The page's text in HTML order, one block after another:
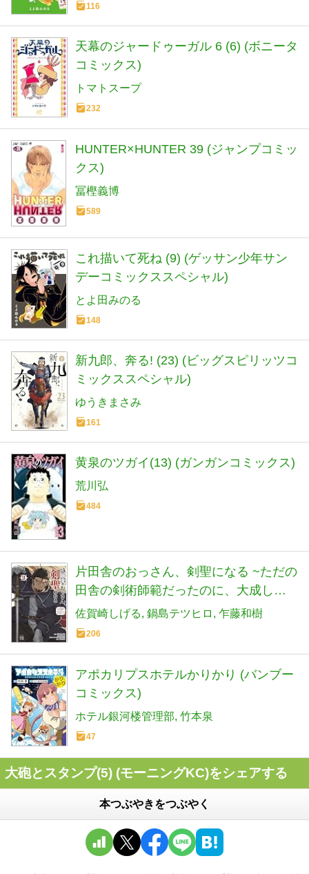
116
天幕のジャードゥーガル 6 (6) (ボニータ
コミックス)
トマトスープ
232
HUNTER×HUNTER 39 (ジャンプコミッ
クス)
冨樫義博
589
これ描いて死ね (9) (ゲッサン少年サン
デーコミックススペシャル)
とよ田みのる
148
新九郎、奔る! (23) (ビッグスピリッツコ
ミックススペシャル)
ゆうきまさみ
161
黄泉のツガイ(13) (ガンガンコミックス)
荒川弘
484
片田舎のおっさん、剣聖になる ~ただの
田舎の剣術師範だったのに、大成した
弟子たちが俺を放ってくれない件~ 9 (9)
(ヤングチャンピオンコミックス)
佐賀崎しげる 鍋島テツヒロ 乍藤和樹
206
アポカリプスホテルかりかり (バンブー
コミックス)
ホテル銀河楼管理部 竹本泉
47
大砲とスタンプ(5) (モーニングKC)をシェアする
本つぶやきをつぶやく